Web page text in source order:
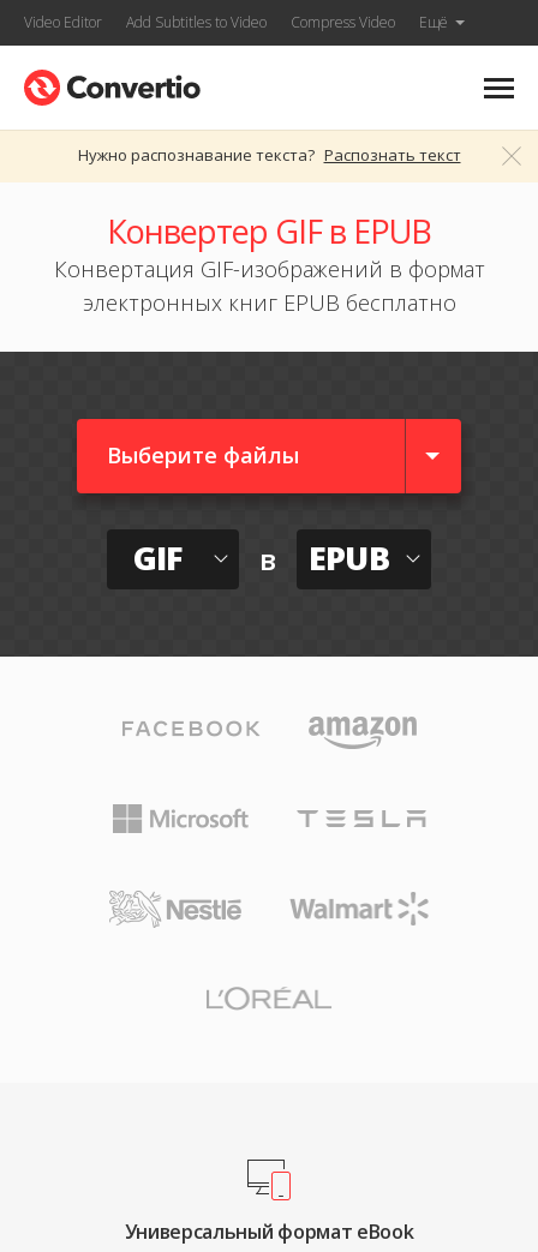
Video Editor Add Subtitles to Video Compress Video Ещё
Нужно распознавание текста? Распознать текст
Конвертер GIF в EPUB
Конвертация GIF-изображений в формат
электронных книг EPUB бесплатно
Выберите файлы
GIF в EPUB
Универсальный формат eBook